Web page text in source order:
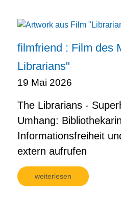
filmfriend : Film des
Librarians"
19 Mai 2026
The Librarians -
Umhang:
Informationsfreiheit
extern aufrufen
weiterlesen